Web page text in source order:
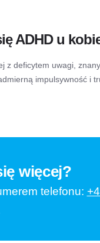
ADHD u
z deficytem uwagi,
impulsywność i
więcej?
telefonu: